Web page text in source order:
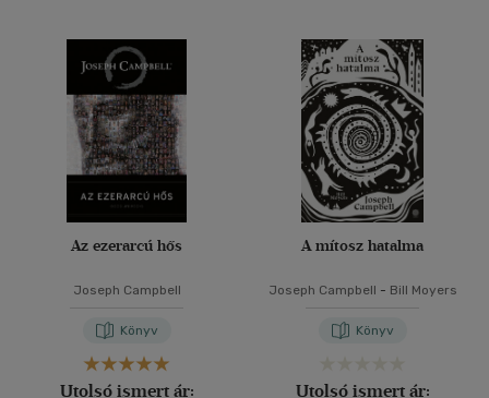
Az ezerarcú hős
Joseph Campbell
Könyv
Utolsó ismert ár:
A mítosz hatalma
Joseph Campbell - Bill Moyers
Könyv
Utolsó ismert ár: